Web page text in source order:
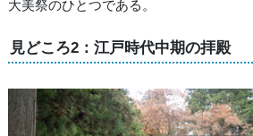
大美祭のひとつである。
見どころ2：江戸時代中期の拝殿